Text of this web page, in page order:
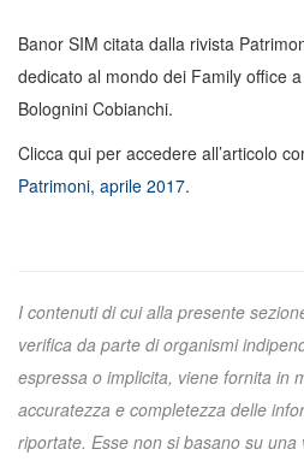
Banor SIM citata dalla rivista
dedicato al mondo dei Family office
Bolognini Cobianchi.
Clicca qui per accedere all’articolo
Patrimoni, aprile 2017.
I contenuti di cui alla presente
verifica da parte di organismi
espressa o implicita, viene fornita in
accuratezza e completezza delle
riportate. Esse non si basano su